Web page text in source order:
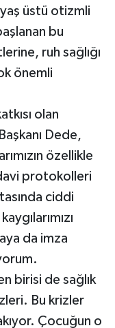
üstü otizmli
bu
ruh sağlığı
önemli
olan
Dede,
özellikle
protokolleri
ciddi
da imza
birisi de sağlık
Bu krizler
Çocuğun o